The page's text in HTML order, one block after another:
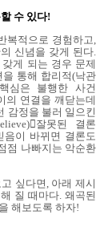
수 있다!
복적으로 경험하고,
신념을 갖게 된다.
게 되는 경우 문제
통해 합리적(낙관
심은 불행한 사건
의 연결을 깨닫는데
감정을 불러 일으킨
잘못된 결론
음이 바뀌면 결론도
점 나빠지는 악순환
싶다면, 아래 제시
질 때마다. 왜곡된
해보도록 하자!